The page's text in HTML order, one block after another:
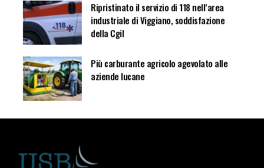
Ripristinato il servizio di 118 nell’area
industriale di Viggiano, soddisfazione
della Cgil
Più carburante agricolo agevolato alle
aziende lucane